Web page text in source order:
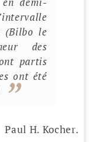
(Bilbo le
des
partis
ont été
Paul H. Kocher.